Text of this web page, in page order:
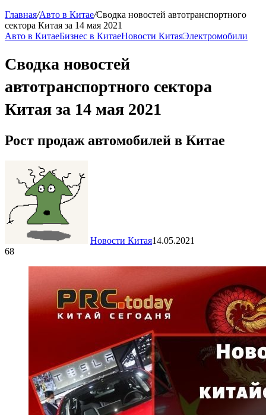
Главная/Авто в Китае/Сводка новостей автотранспортного
сектора Китая за 14 мая 2021
Авто в КитаеБизнес в КитаеНовости КитаяЭлектромобили
Сводка новостей
автотранспортного сектора
Китая за 14 мая 2021
Рост продаж автомобилей в Китае
Новости Китая14.05.2021
68